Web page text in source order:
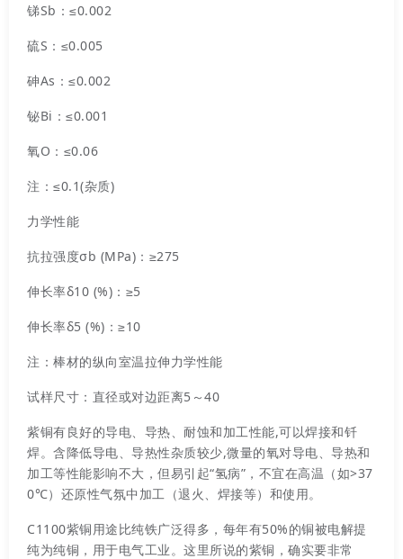
锑Sb：≤0.002
硫S：≤0.005
砷As：≤0.002
铋Bi：≤0.001
氧O：≤0.06
注：≤0.1(杂质)
力学性能
抗拉强度σb (MPa)：≥275
伸长率δ10 (%)：≥5
伸长率δ5 (%)：≥10
注：棒材的纵向室温拉伸力学性能
试样尺寸：直径或对边距离5～40
紫铜有良好的导电、导热、耐蚀和加工性能,可以焊接和钎
焊。含降低导电、导热性杂质较少,微量的氧对导电、导热和
加工等性能影响不大，但易引起“氢病”，不宜在高温（如>37
0℃）还原性气氛中加工（退火、焊接等）和使用。
C1100紫铜用途比纯铁广泛得多，每年有50%的铜被电解提
纯为纯铜，用于电气工业。这里所说的紫铜，确实要非常